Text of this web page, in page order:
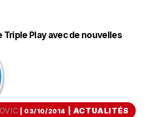
Play avec de nouvelles
| 03/10/2014 ACTUALITÉS